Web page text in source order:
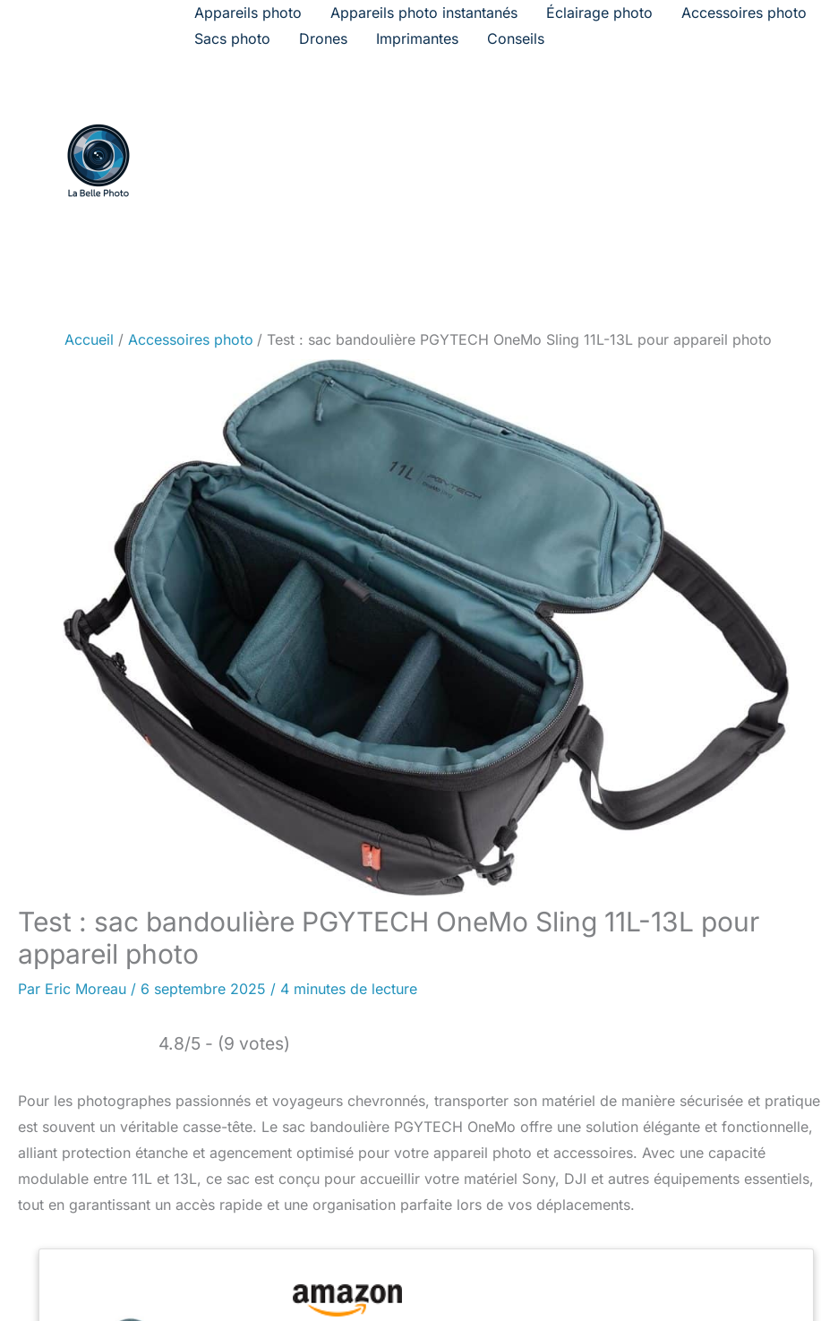
Appareils photo Appareils photo instantanés Éclairage photo Accessoires photo
Sacs photo
Drones Imprimantes Conseils
Accueil Accessoires photo Test : sac bandoulière PGYTECH OneMo Sling 11L-13L pour appareil photo
Test : sac bandoulière PGYTECH OneMo Sling 11L-13L pour
appareil photo
Par Eric Moreau / 6 septembre 2025 / 4 minutes de lecture
4.8/5 - (9 votes)
Pour les photographes passionnés et voyageurs chevronnés, transporter son matériel de manière sécurisée et pratique
est souvent un véritable casse-tête. Le sac bandoulière PGYTECH OneMo offre une solution élégante et fonctionnelle,
alliant protection étanche et agencement optimisé pour votre appareil photo et accessoires. Avec une capacité
modulable entre 11L et 13L, ce sac est conçu pour accueillir votre matériel Sony, DJI et autres équipements essentiels,
tout en garantissant un accès rapide et une organisation parfaite lors de vos déplacements.